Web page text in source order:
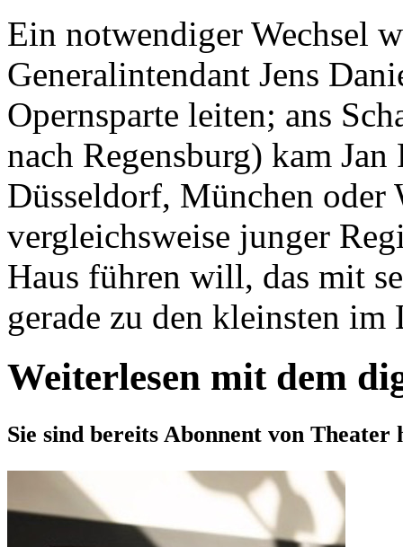
Ein notwendiger Wechsel
Generalintendant Jens
Opernsparte leiten; ans
nach Regensburg) kam
Düsseldorf, München oder
vergleichsweise junger
Haus führen will, das mit
gerade zu den kleinsten
Weiterlesen mit dem
Sie sind bereits Abonnent von Theater